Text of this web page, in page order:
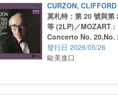
CURZON, CLIFFORD
莫札特：第 20 號與第
等 (2LP)／MOZART
Concerto No. 20,No.
2026/05/26
歐美進口